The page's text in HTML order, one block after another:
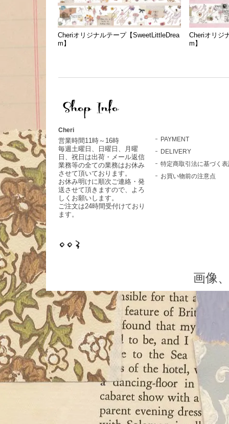
Cheriオリジナルテープ【SweetLittleDrea
m】
Cheriオリジ
m】
Cheri
営業時間11時～16時
毎週土曜日、日曜日、月曜
日、祝日は出荷・メール返信
業務等の全ての業務はお休み
させて頂いております。
お休み明けに順次ご連絡・発
送させて頂きますので、よろ
しくお願いします。
ご注文は24時間受付けており
ます。
PAYMENT
DELIVERY
特定商取引法に基づく
お買い物前の注意点
画像